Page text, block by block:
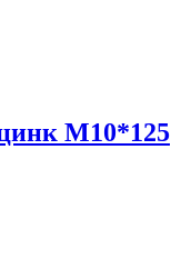
М10*125